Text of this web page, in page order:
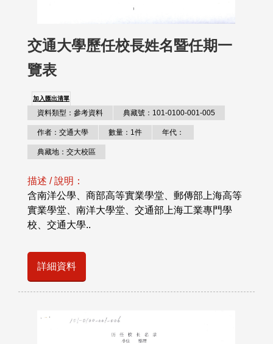
交通大學歷任校長姓名暨任期一
覽表
加入匯出清單
資料類型：參考資料 典藏號：101-0100-001-005
作者：交通大學 數量：1件 年代：
典藏地：交大校區
描述 / 說明：
含南洋公學、商部高等實業學堂、郵傳部上海高等
實業學堂、南洋大學堂、交通部上海工業專門學
校、交通大學..
詳細資料